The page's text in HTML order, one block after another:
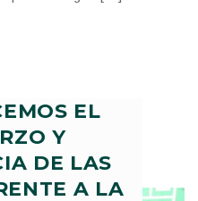
EL
Y
DE LAS
A LA